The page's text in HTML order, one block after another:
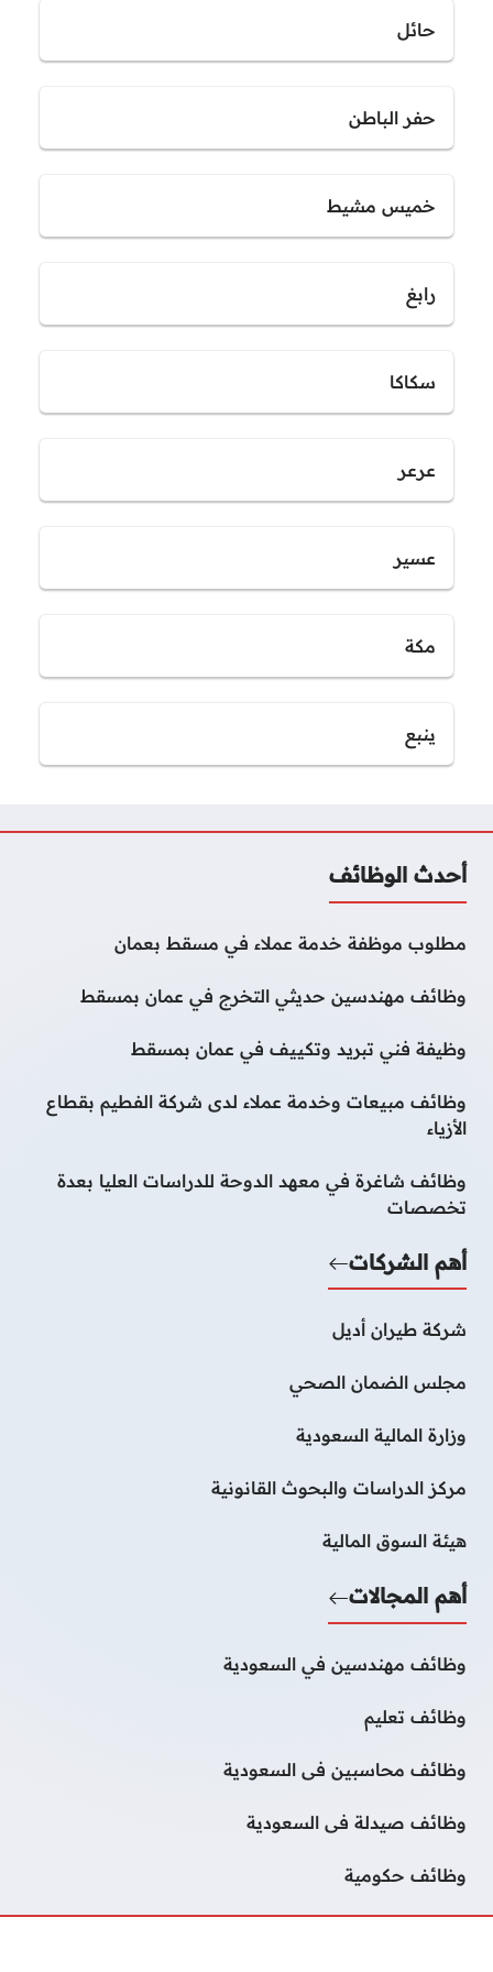
حائل
حفر الباطن
خميس مشيط
رابغ
سكاكا
عرعر
عسير
مكة
ينبع
أحدث الوظائف
مطلوب موظفة خدمة عملاء في مسقط بعمان
وظائف مهندسين حديثي التخرج في عمان بمسقط
وظيفة فني تبريد وتكييف في عمان بمسقط
وظائف مبيعات وخدمة عملاء لدى شركة الفطيم بقطاع
الأزياء
وظائف شاغرة في معهد الدوحة للدراسات العليا بعدة
تخصصات
أهم الشركات
شركة طيران أديل
مجلس الضمان الصحي
وزارة المالية السعودية
مركز الدراسات والبحوث القانونية
هيئة السوق المالية
أهم المجالات
وظائف مهندسين في السعودية
وظائف تعليم
وظائف محاسبين فى السعودية
وظائف صيدلة فى السعودية
وظائف حكومية